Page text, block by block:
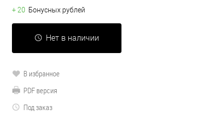
+ 20 Бонусных рублей
Нет в наличии
В избранное
PDF версия
Под заказ